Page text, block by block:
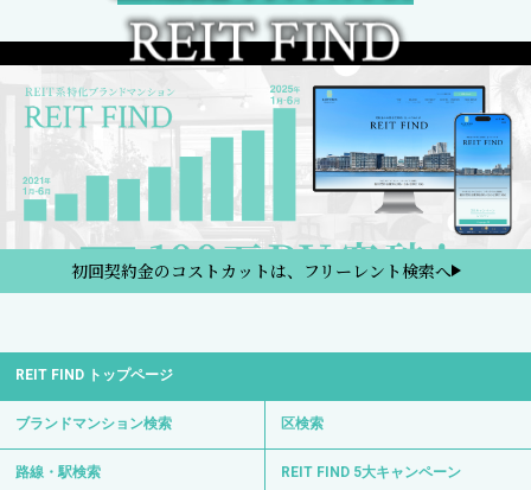
初回契約金のコストカットは、フリーレント検索へ
REIT FIND トップページ
ブランドマンション検索 区検索
路線・駅検索 REIT FIND 5大キャンペーン